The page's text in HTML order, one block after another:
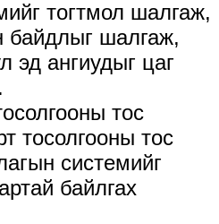
тогтмол шалгаж,
байдлыг шалгаж,
эд ангиудыг цаг
тос
тосолгооны тос
системийг
байлгах